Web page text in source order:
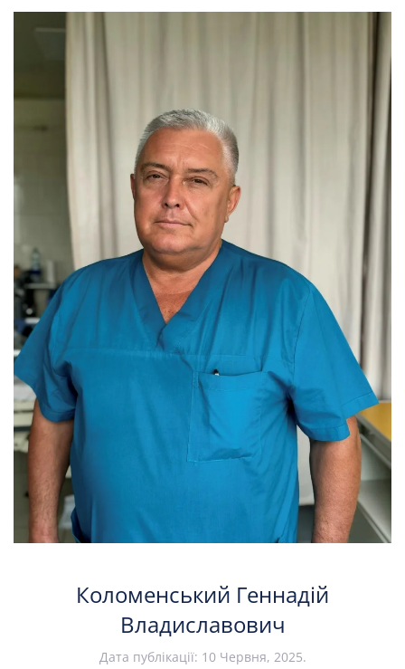
Коломенський Геннадій
Владиславович
Дата публікації: 10 Червня, 2025.